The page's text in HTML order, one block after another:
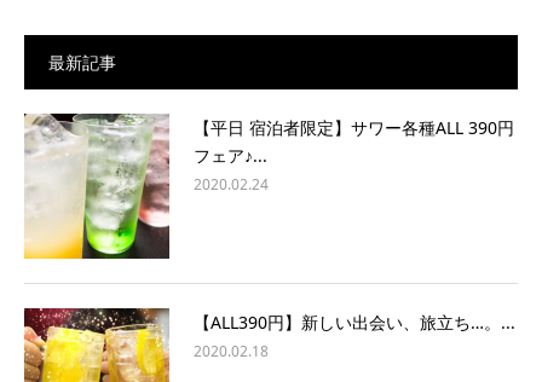
最新記事
【平日 宿泊者限定】サワー各種ALL 390円
フェア♪...
2020.02.24
【ALL390円】新しい出会い、旅立ち…。...
2020.02.18